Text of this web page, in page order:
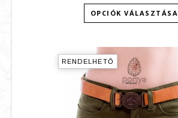
OPCIÓK VÁLASZTÁSA
RENDELHETŐ